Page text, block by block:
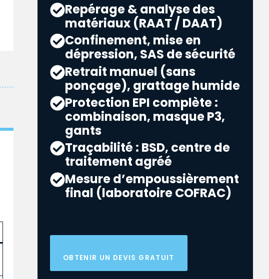
Repérage & analyse des
matériaux (RAAT / DAAT)
Confinement, mise en
dépression, SAS de sécurité
Retrait manuel (sans
ponçage), grattage humide
Protection EPI complète :
combinaison, masque P3,
gants
Traçabilité : BSD, centre de
traitement agréé
Mesure d’empoussièrement
final (laboratoire COFRAC)
OBTENIR UN DEVIS GRATUIT